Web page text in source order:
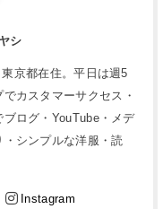
シ
京都在住。平日は週5
カスタマーサクセス・
ログ・YouTube・メデ
シンプルな洋服・読
Instagram